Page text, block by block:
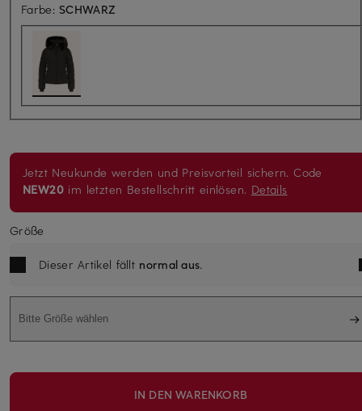
Farbe: SCHWARZ
Jetzt Neukunde werden und Preisvorteil sichern. Code
NEW20 im letzten Bestellschritt einlösen. Details
Größe
Dieser Artikel fällt normal aus.
Bitte Größe wählen
IN DEN WARENKORB